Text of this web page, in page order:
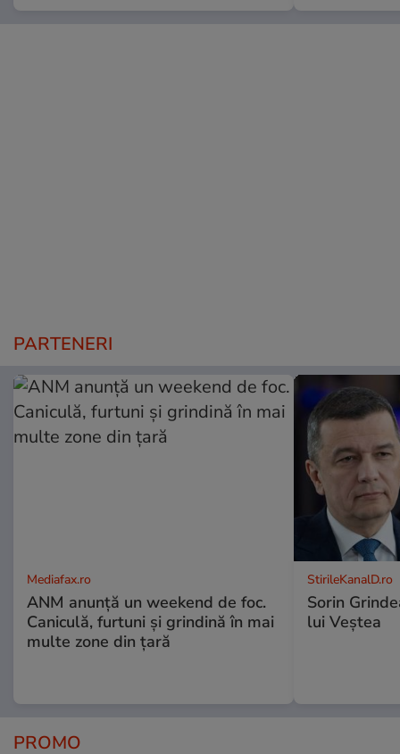
PARTENERI
Mediafax.ro
ANM anunță un weekend de foc.
Caniculă, furtuni și grindină în mai
multe zone din țară
StirileKanalD.ro
Sorin
lui Veștea
PROMO